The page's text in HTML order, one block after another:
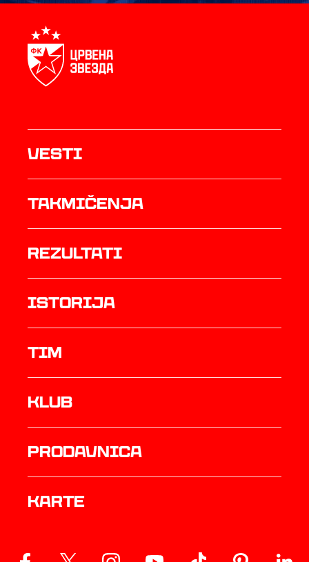
Vesti
Takmičenja
rezultati
istorija
TIM
Klub
prodavnica
Karte